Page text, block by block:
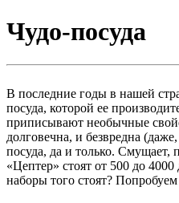
Чудо-посуда
В последние годы в нашей
посуда, которой ее
приписывают необычные
долговечна, и безвредна
посуда, да и только. Смущает,
«Цептер» стоят от 500 до
наборы того стоят? Попробуем